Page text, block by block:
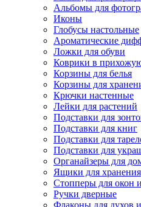
Альбомы для
Иконы
Глобусы настольные
Ароматические
Ложки для обуви
Коврики в
Корзины для белья
Корзины для
Крючки настенные
Лейки для растений
Подставки для
Подставки для книг
Подставки для
Подставки для
Органайзеры для
Ящики для хранения
Стопперы для окон
Ручки дверные
Флаконы для духов